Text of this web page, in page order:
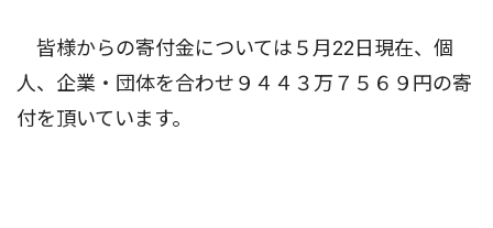
皆様からの寄付金については５月22日現在、個
人、企業・団体を合わせ９４４３万７５６９円の寄
付を頂いています。